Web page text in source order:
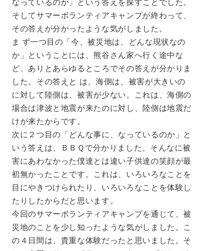
なっているのか」という答えを探すことでした。
そしてサマーボランティアキャンプが終わって、
その答えが分かったような気がしました。
ま ず一つ目の「今、被災地は、どんな現状なの
か」ということには、熊谷さん家へ行く途中な
ど、ありとあらゆるところでその答えが分かりま
した。その答えと は、海側は、被害が大きいの
に対して陸側は、被害が少ない。これは、海側の
場合は津波と地震が来たのに対し、陸側は地震だ
けが来たからです。
次に２つ目の「どんな事に、なっているのか」と
いう答えは、ＢＢＱで分かりました。そんなに被
害にあわなかった僕達とは違い子供達の笑顔が最
初無かったことです。これは、いろいろなことを
目にやきつけられたり、いろいろなことを体験し
たりしたからだと思います。
今回のサマーボランティアキャンプを通じて、被
災地のことを少し知ったような気がしました。こ
の４日間は、貴重な体験だったと思いました。そ